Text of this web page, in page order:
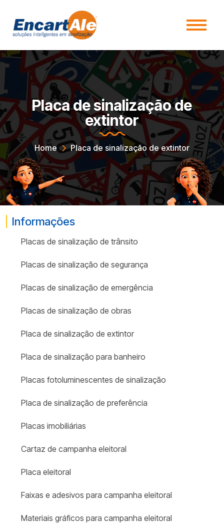
Placa de sinalização de
extintor
Home Placa de sinalização de extintor
Informações
Placas de sinalização de trânsito
Placas de sinalização de segurança
Placas de sinalização de emergência
Placas de sinalização de obras
Placa de sinalização de extintor
Placa de sinalização para banheiro
Placas fotoluminescentes de sinalização
Placa de sinalização de preferência
Placas imobiliárias
Cartaz de campanha eleitoral​
Placa eleitoral
Faixas e adesivos para campanha eleitoral
Materiais gráficos para campanha eleitoral​